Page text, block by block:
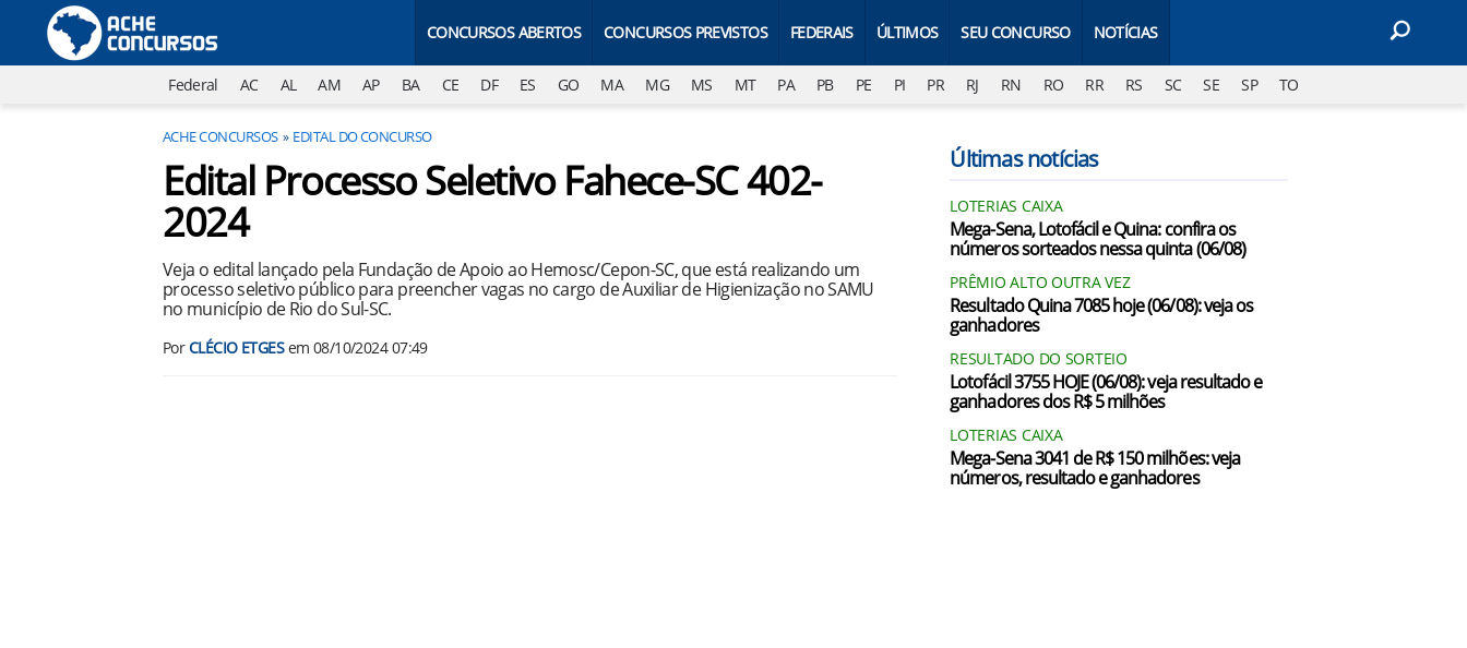
CONCURSOS ABERTOS CONCURSOS PREVISTOS FEDERAIS ÚLTIMOS SEU CONCURSO NOTÍCIAS
Federal AC AL AM AP BA CE DF ES GO MA MG MS MT PA PB PE PI PR RJ RN RO RR RS SC SE SP TO
ACHE CONCURSOS EDITAL DO CONCURSO
Edital Processo Seletivo Fahece-SC 402-
2024
Veja o edital lançado pela Fundação de Apoio ao Hemosc/Cepon-SC, que está realizando um
processo seletivo público para preencher vagas no cargo de Auxiliar de Higienização no SAMU
no município de Rio do Sul-SC.
PorCLÉCIO ETGESem 08/10/2024 07:49
Últimas notícias
LOTERIAS CAIXA
Mega-Sena, Lotofácil e Quina: confira os
números sorteados nessa quinta (06/08)
PRÊMIO ALTO OUTRA VEZ
Resultado Quina 7085 hoje (06/08): veja os
ganhadores
RESULTADO DO SORTEIO
Lotofácil 3755 HOJE (06/08): veja resultado e
ganhadores dos R$ 5 milhões
LOTERIAS CAIXA
Mega-Sena 3041 de R$ 150 milhões: veja
números, resultado e ganhadores